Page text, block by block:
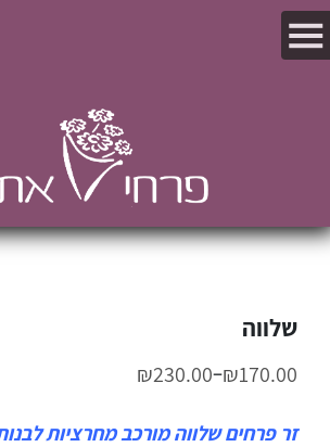
שלווה
₪170.00
–
₪230.00
זר פרחים שלווה מורכב מחרציות